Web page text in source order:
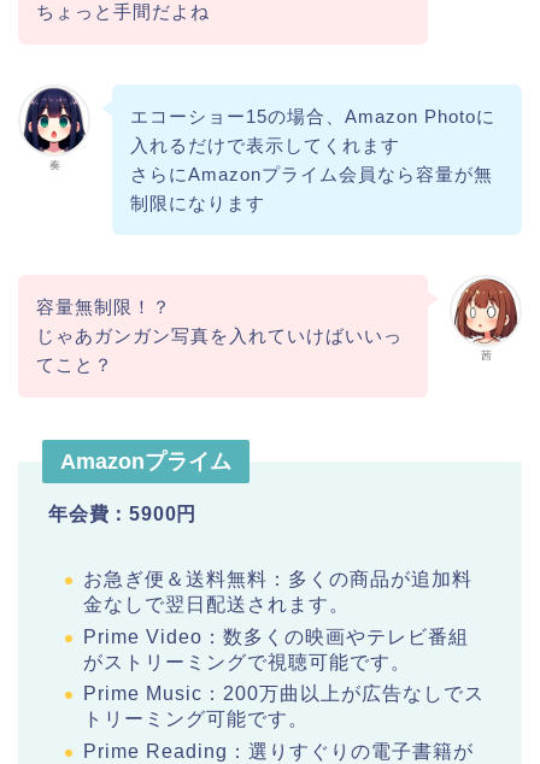
ちょっと手間だよね
奏
エコーショー15の場合、Amazon Photoに
入れるだけで表示してくれます
さらにAmazonプライム会員なら容量が無
制限になります
茜
容量無制限！？
じゃあガンガン写真を入れていけばいいっ
てこと？
Amazonプライム
年会費：5900円
お急ぎ便＆送料無料：多くの商品が追加料
金なしで翌日配送されます。
Prime Video：数多くの映画やテレビ番組
がストリーミングで視聴可能です。
Prime Music：200万曲以上が広告なしでス
トリーミング可能です。
Prime Reading：選りすぐりの電子書籍が